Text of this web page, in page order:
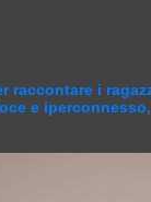
raccontare i
e